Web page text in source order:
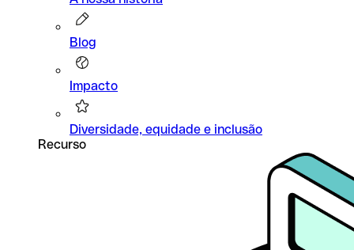
Blog
Impacto
Diversidade, equidade e inclusão
Recurso